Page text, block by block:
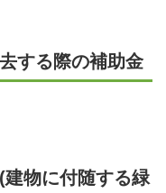
する際の補助金
物に付随する緑